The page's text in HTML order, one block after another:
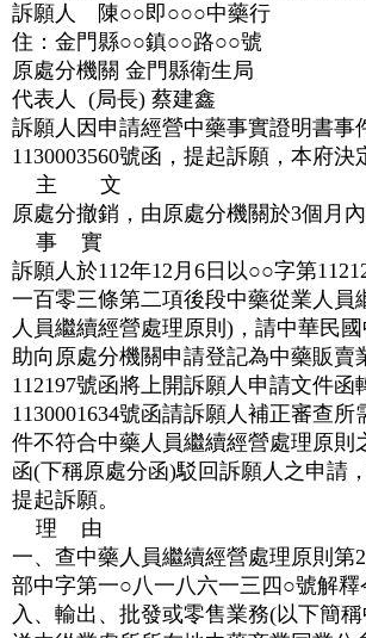
訴願人 陳○○即○○○中藥行
住：金門縣○○鎮○○路○○號
原處分機關 金門縣衛生局
代表人 (局長) 蔡建鑫
訴願人因申請經營中藥事實證明書事
1130003560號函，提起訴願，本府決
主 文
原處分撤銷，由原處分機關於3個月
事 實
訴願人於112年12月6日以○○字第
一百零三條第二項後段中藥從業人
人員繼續經營處理原則)，請中華民
助向原處分機關申請登記為中藥販賣
112197號函將上開訴願人申請文件
1130001634號函請訴願人補正審查
件不符合中藥人員繼續經營處理原則
函(下稱原處分函)駁回訴願人之申請
提起訴願。
理 由
一、查中藥人員繼續經營處理原則
部中字第一○八一八六一三四○號解
入、輸出、批發或零售業務(以下簡